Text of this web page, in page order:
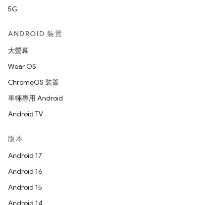
5G
ANDROID 裝置
大螢幕
Wear OS
ChromeOS 裝置
車輛專用 Android
Android TV
版本
Android 17
Android 16
Android 15
Android 14